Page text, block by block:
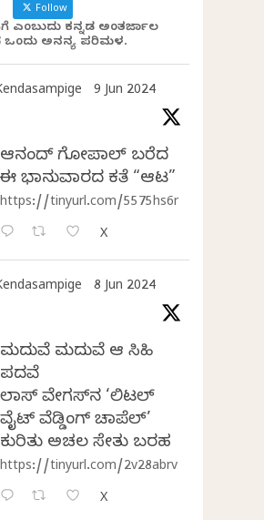
Follow
ಎಂಬುದು ಕನ್ನಡ ಅಂತರ್ಜಾಲ
ಅನನ್ಯ ಪರಿಮಳ.
9 Jun 2024
ಆನಂದ್‌ ಗೋಪಾಲ್‌ ಬರೆದ
ಈ ಭಾನುವಾರದ ಕತೆ “ಆಟ”
https://tinyurl.com/5575hs6r
X
8 Jun 2024
ಮದುವೆ ಮದುವೆ ಆ ಸಿಹಿ
ಪದವೆ
ಲಾಸ್‌ ವೇಗಸ್‌ನ ‘ಲಿಟಲ್
ವೈಟ್ ವೆಡ್ಡಿಂಗ್ ಚಾಪೆಲ್’
ಕುರಿತು ಅಚಲ ಸೇತು ಬರಹ
https://tinyurl.com/2v28abrv
X